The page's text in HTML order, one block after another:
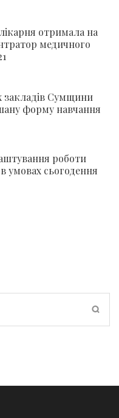
отримала на
медичного
закладів Сумщини
форму навчання
роботи
умовах сьогодення